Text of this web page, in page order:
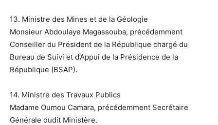
13. Ministre des Mines et de la Géologie
Monsieur Abdoulaye Magassouba, précédemment
Conseiller du Président de la République chargé du
Bureau de Suivi et d’Appui de la Présidence de la
République (BSAP).
14. Ministre des Travaux Publics
Madame Oumou Camara, précédemment Secrétaire
Générale dudit Ministère.